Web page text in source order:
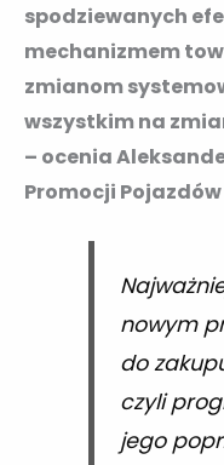
spodziewanych
mechanizmem
zmianom
wszystkim na
– ocenia
Promocji
nowym
do
czyli
jego